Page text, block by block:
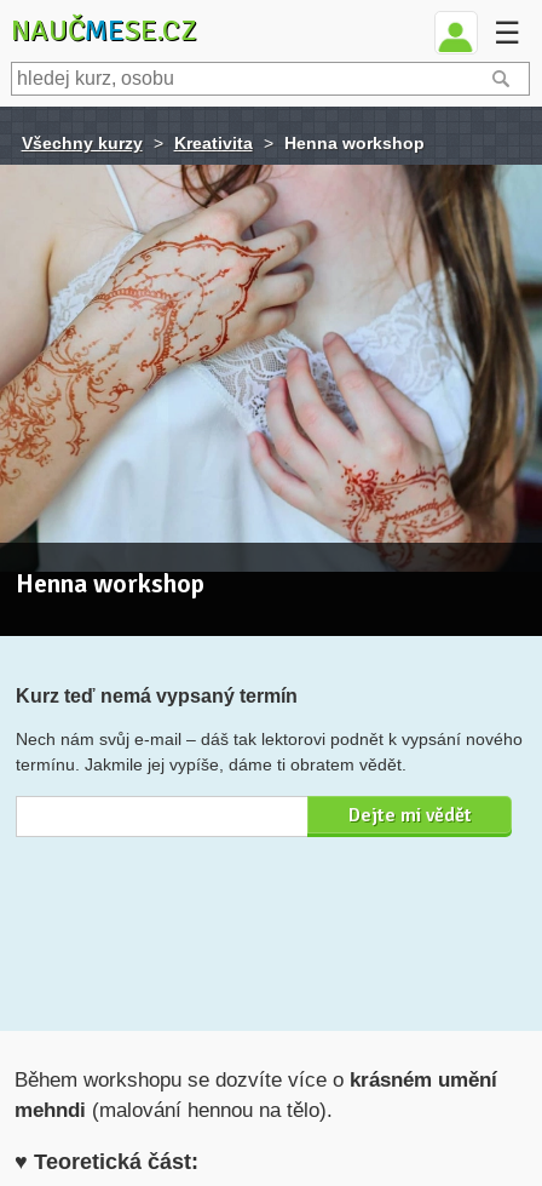
NAUČMESE.CZ ☰
Všechny kurzy > Kreativita > Henna workshop
Henna workshop
Kurz teď nemá vypsaný termín
Nech nám svůj e-mail – dáš tak lektorovi podnět k vypsání nového
termínu. Jakmile jej vypíše, dáme ti obratem vědět.
Během workshopu se dozvíte více o krásném umění
mehndi (malování hennou na tělo).
♥ Teoretická část: